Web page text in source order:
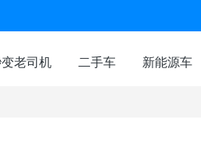
老司机 二手车 新能源车